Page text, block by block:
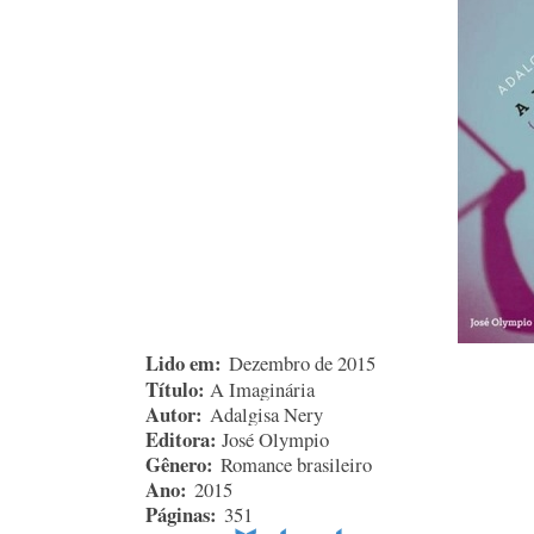
Lido em: Dezembro de 2015
Título: A Imaginária
Autor: Adalgisa Nery
Editora: José Olympio
Gênero: Romance brasileiro
Ano: 2015
Páginas: 351